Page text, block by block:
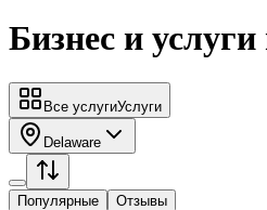
Бизнес и услуги
Все услугиУслуги
Delaware
Популярные Отзывы